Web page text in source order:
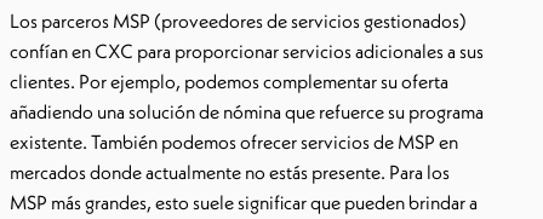
Los parceros MSP (proveedores de servicios gestionados)
confían en CXC para proporcionar servicios adicionales a sus
clientes. Por ejemplo, podemos complementar su oferta
añadiendo una solución de nómina que refuerce su programa
existente. También podemos ofrecer servicios de MSP en
mercados donde actualmente no estás presente. Para los
MSP más grandes, esto suele significar que pueden brindar a